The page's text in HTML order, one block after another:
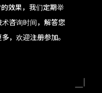
效果，我们定期举
咨询时间，解答您
，欢迎注册参加。